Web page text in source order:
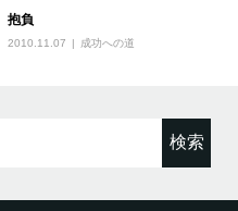
抱負
2010.11.07 成功への道